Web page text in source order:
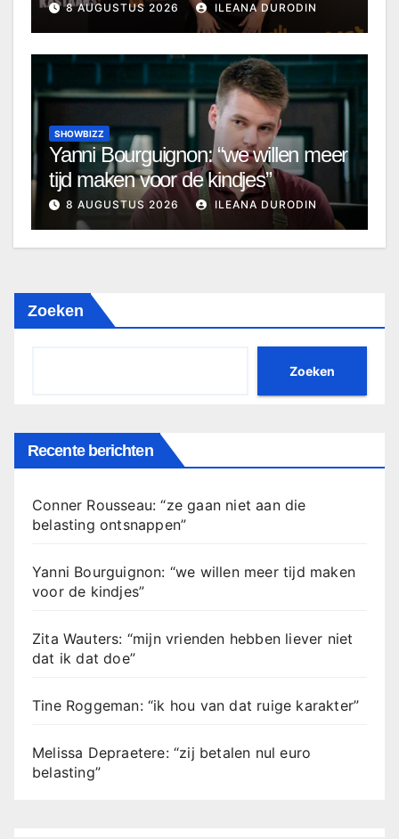
8 AUGUSTUS 2026 ILEANA DURODIN
SHOWBIZZ
Yanni Bourguignon: “we willen meer
tijd maken voor de kindjes”
8 AUGUSTUS 2026 ILEANA DURODIN
Zoeken
Zoeken
Recente berichten
Conner Rousseau: “ze gaan niet aan die
belasting ontsnappen”
Yanni Bourguignon: “we willen meer tijd maken
voor de kindjes”
Zita Wauters: “mijn vrienden hebben liever niet
dat ik dat doe”
Tine Roggeman: “ik hou van dat ruige karakter”
Melissa Depraetere: “zij betalen nul euro
belasting”